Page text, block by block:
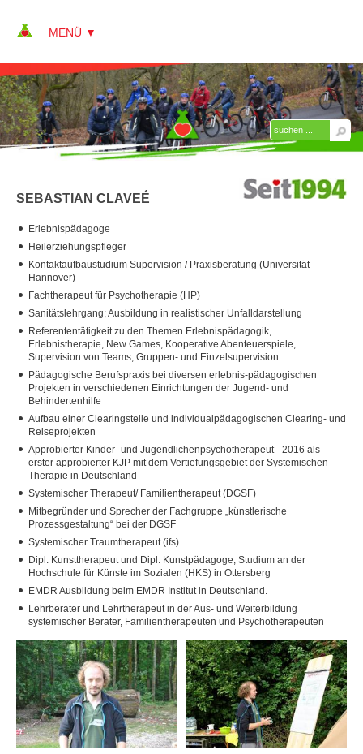
ÜBER KAP
Peter Alberter
Annett Alberter
Sebastian Clavee
Christina Dietlmeier
Oliver Guist
Hilde Krug
Walter Krug
Marina Müller
Andreas Muhr
Joachim Radewaldt
Ronny Reinhold
Helmut Schindler
Markus Schleinkofer
Christoph Schnabel
Dominik Thannhäuser
Peter Timer
Raimund Widmer
▼
SEBASTIAN CLAVEÉ
Erlebnispädagoge
Heilerziehungspfleger
Kontaktaufbaustudium Supervision / Praxisberatung (Universität
Hannover)
Fachtherapeut für Psychotherapie (HP)
Sanitätslehrgang; Ausbildung in realistischer Unfalldarstellung
Referententätigkeit zu den Themen Erlebnispädagogik,
Erlebnistherapie, New Games, Kooperative Abenteuerspiele,
Supervision von Teams, Gruppen- und Einzelsupervision
Pädagogische Berufspraxis bei diversen erlebnis-pädagogischen
Projekten in verschiedenen Einrichtungen der Jugend- und
Behindertenhilfe
Aufbau einer Clearingstelle und individualpädagogischen Clearing- und
Reiseprojekten
Approbierter Kinder- und Jugendlichenpsychotherapeut - 2016 als
erster approbierter KJP mit dem Vertiefungsgebiet der Systemischen
Therapie in Deutschland
Systemischer Therapeut/ Familientherapeut (DGSF)
Mitbegründer und Sprecher der Fachgruppe „künstlerische
Prozessgestaltung“ bei der DGSF
Systemischer Traumtherapeut (ifs)
Dipl. Kunsttherapeut und Dipl. Kunstpädagoge; Studium an der
Hochschule für Künste im Sozialen (HKS) in Ottersberg
EMDR Ausbildung beim EMDR Institut in Deutschland.
Lehrberater und Lehrtherapeut in der Aus- und Weiterbildung
systemischer Berater, Familientherapeuten und Psychotherapeuten